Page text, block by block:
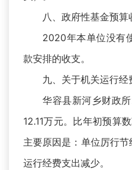
八、政府性基金预
2020年本单位没有
款安排的收支。
九、关于机关运行经
华容县新河乡财政
12.11万元。比年初预算
主要原因是：单位厉行
运行经费支出减少。